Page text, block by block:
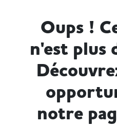
Oups !
n'est plus
notre